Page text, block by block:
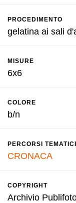
PROCEDIMENTO
gelatina ai sali
MISURE
6x6
COLORE
b/n
PERCORSI TEMATICI
CRONACA
COPYRIGHT
Archivio